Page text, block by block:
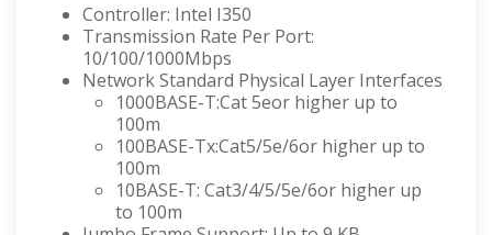
Controller: Intel I350
Transmission Rate Per Port:
10/100/1000Mbps
Network Standard Physical Layer Interfaces
1000BASE-T:Cat 5eor higher up to
100m
100BASE-Tx:Cat5/5e/6or higher up to
100m
10BASE-T: Cat3/4/5/5e/6or higher up
to 100m